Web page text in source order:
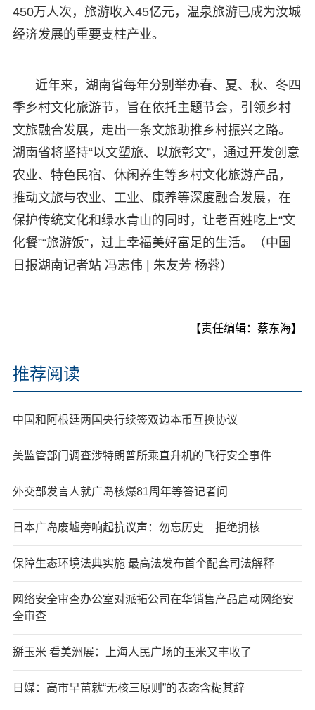
450万人次，旅游收入45亿元，温泉旅游已成为汝城
经济发展的重要支柱产业。
近年来，湖南省每年分别举办春、夏、秋、冬四
季乡村文化旅游节，旨在依托主题节会，引领乡村
文旅融合发展，走出一条文旅助推乡村振兴之路。
湖南省将坚持“以文塑旅、以旅彰文”，通过开发创意
农业、特色民宿、休闲养生等乡村文化旅游产品，
推动文旅与农业、工业、康养等深度融合发展，在
保护传统文化和绿水青山的同时，让老百姓吃上“文
化餐”“旅游饭”，过上幸福美好富足的生活。（中国
日报湖南记者站 冯志伟 | 朱友芳 杨蓉）
【责任编辑：蔡东海】
推荐阅读
中国和阿根廷两国央行续签双边本币互换协议
美监管部门调查涉特朗普所乘直升机的飞行安全事件
外交部发言人就广岛核爆81周年等答记者问
日本广岛废墟旁响起抗议声：勿忘历史 拒绝拥核
保障生态环境法典实施 最高法发布首个配套司法解释
网络安全审查办公室对派拓公司在华销售产品启动网络安
全审查
掰玉米 看美洲展：上海人民广场的玉米又丰收了
日媒：高市早苗就“无核三原则”的表态含糊其辞